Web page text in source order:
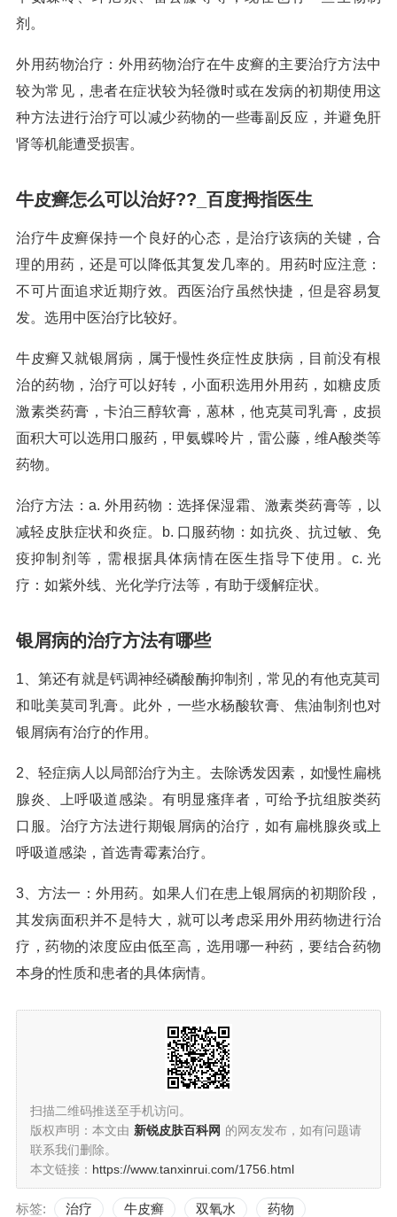
剂。
外用药物治疗：外用药物治疗在牛皮癣的主要治疗方法中
较为常见，患者在症状较为轻微时或在发病的初期使用这
种方法进行治疗可以减少药物的一些毒副反应，并避免肝
肾等机能遭受损害。
牛皮癣怎么可以治好??_百度拇指医生
治疗牛皮癣保持一个良好的心态，是治疗该病的关键，合
理的用药，还是可以降低其复发几率的。用药时应注意：
不可片面追求近期疗效。西医治疗虽然快捷，但是容易复
发。选用中医治疗比较好。
牛皮癣又就银屑病，属于慢性炎症性皮肤病，目前没有根
治的药物，治疗可以好转，小面积选用外用药，如糖皮质
激素类药膏，卡泊三醇软膏，蒽林，他克莫司乳膏，皮损
面积大可以选用口服药，甲氨蝶呤片，雷公藤，维A酸类等
药物。
治疗方法：a. 外用药物：选择保湿霜、激素类药膏等，以
减轻皮肤症状和炎症。b. 口服药物：如抗炎、抗过敏、免
疫抑制剂等，需根据具体病情在医生指导下使用。c. 光
疗：如紫外线、光化学疗法等，有助于缓解症状。
银屑病的治疗方法有哪些
1、第还有就是钙调神经磷酸酶抑制剂，常见的有他克莫司
和吡美莫司乳膏。此外，一些水杨酸软膏、焦油制剂也对
银屑病有治疗的作用。
2、轻症病人以局部治疗为主。去除诱发因素，如慢性扁桃
腺炎、上呼吸道感染。有明显瘙痒者，可给予抗组胺类药
口服。治疗方法进行期银屑病的治疗，如有扁桃腺炎或上
呼吸道感染，首选青霉素治疗。
3、方法一：外用药。如果人们在患上银屑病的初期阶段，
其发病面积并不是特大，就可以考虑采用外用药物进行治
疗，药物的浓度应由低至高，选用哪一种药，要结合药物
本身的性质和患者的具体病情。
扫描二维码推送至手机访问。
版权声明：本文由 新锐皮肤百科网 的网友发布，如有问题请
联系我们删除。
本文链接： https://www.tanxinrui.com/1756.html
标签: 治疗 牛皮癣 双氧水 药物